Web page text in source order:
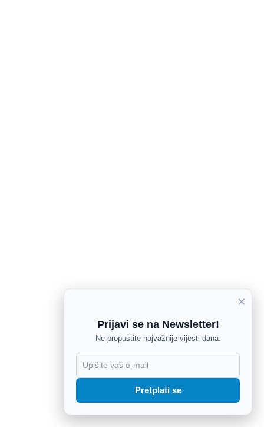
×
Prijavi se na Newsletter!
Ne propustite najvažnije vijesti dana.
Pretplati se